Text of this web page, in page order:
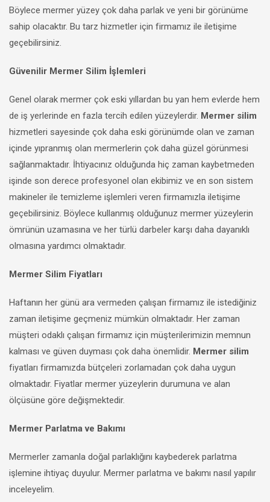
Böylece mermer yüzey çok daha parlak ve yeni bir görünüme
sahip olacaktır. Bu tarz hizmetler için firmamız ile iletişime
geçebilirsiniz.
Güvenilir Mermer Silim İşlemleri
Genel olarak mermer çok eski yıllardan bu yan hem evlerde hem
de iş yerlerinde en fazla tercih edilen yüzeylerdir. Mermer silim
hizmetleri sayesinde çok daha eski görünümde olan ve zaman
içinde yıpranmış olan mermerlerin çok daha güzel görünmesi
sağlanmaktadır. İhtiyacınız olduğunda hiç zaman kaybetmeden
işinde son derece profesyonel olan ekibimiz ve en son sistem
makineler ile temizleme işlemleri veren firmamızla iletişime
geçebilirsiniz. Böylece kullanmış olduğunuz mermer yüzeylerin
ömrünün uzamasına ve her türlü darbeler karşı daha dayanıklı
olmasına yardımcı olmaktadır.
Mermer Silim Fiyatları
Haftanın her günü ara vermeden çalışan firmamız ile istediğiniz
zaman iletişime geçmeniz mümkün olmaktadır. Her zaman
müşteri odaklı çalışan firmamız için müşterilerimizin memnun
kalması ve güven duyması çok daha önemlidir. Mermer silim
fiyatları firmamızda bütçeleri zorlamadan çok daha uygun
olmaktadır. Fiyatlar mermer yüzeylerin durumuna ve alan
ölçüsüne göre değişmektedir.
Mermer Parlatma ve Bakımı
Mermerler zamanla doğal parlaklığını kaybederek parlatma
işlemine ihtiyaç duyulur. Mermer parlatma ve bakımı nasıl yapılır
inceleyelim.